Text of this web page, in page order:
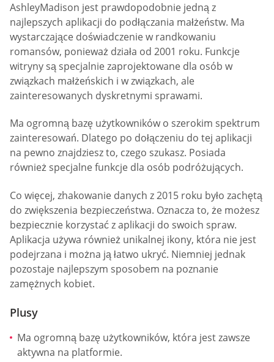
AshleyMadison jest prawdopodobnie jedną z
najlepszych aplikacji do podłączania małżeństw. Ma
wystarczające doświadczenie w randkowaniu
romansów, ponieważ działa od 2001 roku. Funkcje
witryny są specjalnie zaprojektowane dla osób w
związkach małżeńskich i w związkach, ale
zainteresowanych dyskretnymi sprawami.
Ma ogromną bazę użytkowników o szerokim spektrum
zainteresowań. Dlatego po dołączeniu do tej aplikacji
na pewno znajdziesz to, czego szukasz. Posiada
również specjalne funkcje dla osób podróżujących.
Co więcej, zhakowanie danych z 2015 roku było zachętą
do zwiększenia bezpieczeństwa. Oznacza to, że możesz
bezpiecznie korzystać z aplikacji do swoich spraw.
Aplikacja używa również unikalnej ikony, która nie jest
podejrzana i można ją łatwo ukryć. Niemniej jednak
pozostaje najlepszym sposobem na poznanie
zamężnych kobiet.
Plusy
Ma ogromną bazę użytkowników, która jest zawsze
aktywna na platformie.